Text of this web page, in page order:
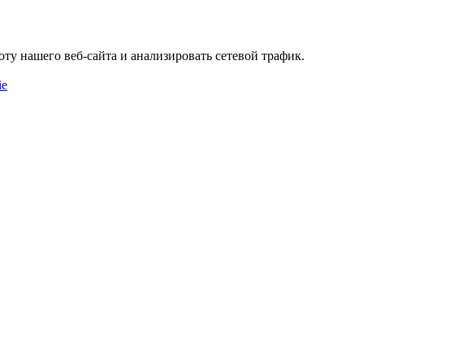
нашего веб-сайта и анализировать сетевой трафик.